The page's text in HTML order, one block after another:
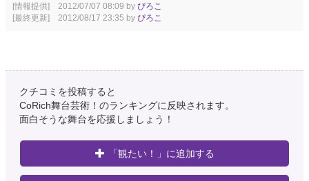
[情報提供] 2012/07/07 08:09 by ぴろこ
[最終更新] 2012/08/17 23:35 by ぴろこ
クチコミを投稿すると
CoRich舞台芸術！のランキングに反映されます。
面白そうな舞台を応援しましょう！
「観たい！」に追加する